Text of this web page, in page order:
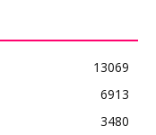
13069
6913
3480